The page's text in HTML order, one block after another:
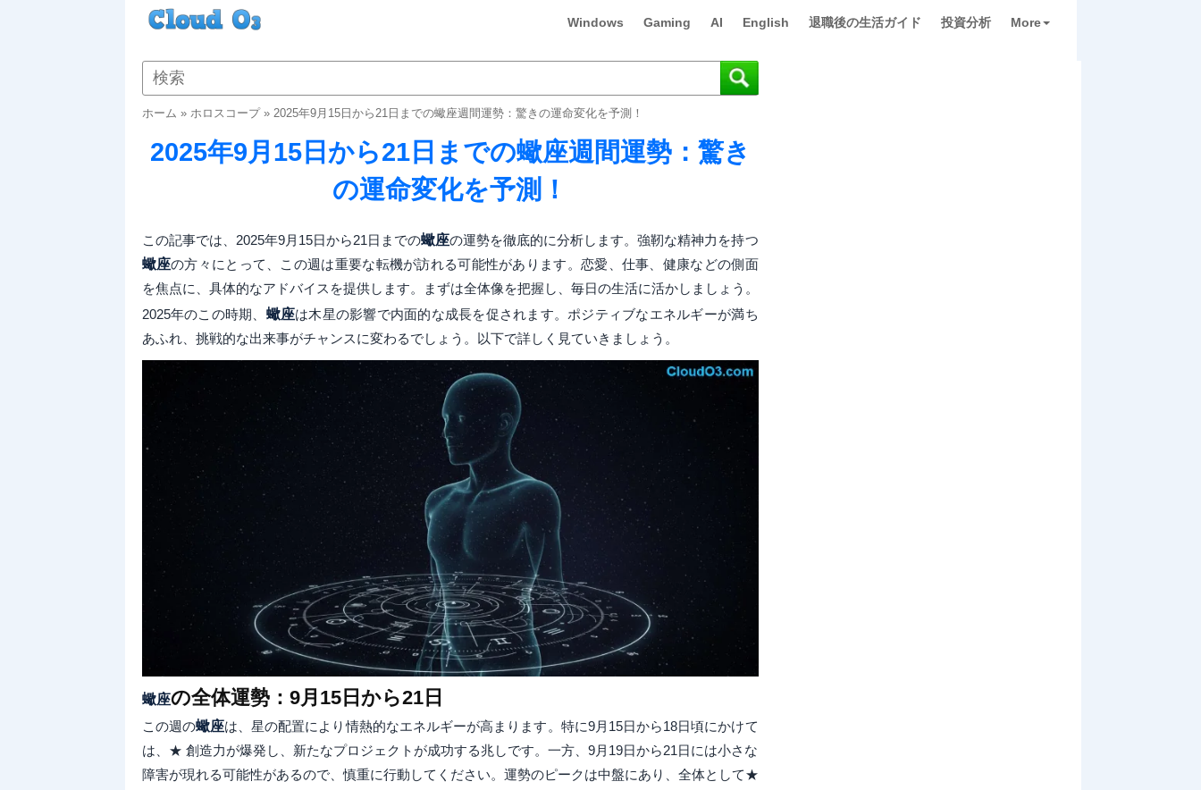
Windows Gaming AI English 退職後の生活ガイド 投資分析 More
ホーム » ホロスコープ» 2025年9月15日から21日までの蠍座週間運勢：驚きの運命変化を予測！
2025年9月15日から21日までの蠍座週間運勢：驚き
の運命変化を予測！
この記事では、2025年9月15日から21日までの蠍座の運勢を徹底的に分析します。強靭な精神力を持つ
蠍座の方々にとって、この週は重要な転機が訪れる可能性があります。恋愛、仕事、健康などの側面
を焦点に、具体的なアドバイスを提供します。まずは全体像を把握し、毎日の生活に活かしましょう。
2025年のこの時期、 蠍座は木星の影響で内面的な成長を促されます。ポジティブなエネルギーが満ち
あふれ、挑戦的な出来事がチャンスに変わるでしょう。以下で詳しく見ていきましょう。
蠍座の全体運勢：9月15日から21日
この週の蠍座は、星の配置により情熱的なエネルギーが高まります。特に9月15日から18日頃にかけて
は、★ 創造力が爆発し、新たなプロジェクトが成功する兆しです。一方、9月19日から21日には小さな
障害が現れる可能性があるので、慎重に行動してください。運勢のピークは中盤にあり、全体として★